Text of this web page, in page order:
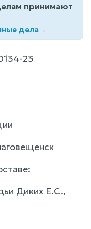
принимают
дела→
23
Диких Е.С.,